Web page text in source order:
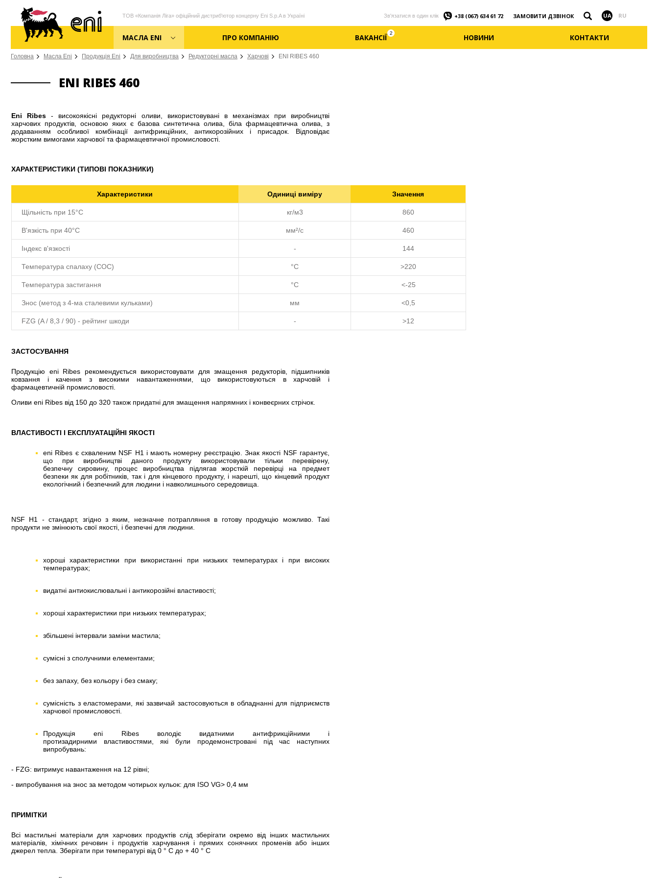
ТОВ «Компанія Ліга» офіційний дистриб'ютор концерну Eni S.p.A в Україні Зв'язатися в один клік +38 (067) 634 61 72 ЗАМОВИТИ ДЗВІНОК UA RU
МАСЛА ENI ПРО КОМПАНІЮ ВАКАНСІЇ 2 НОВИНИ КОНТАКТИ
Знайти
Головна Масла Eni Продукція Eni Для виробництва Редукторні масла Харчові ENI RIBES 460
ENI RIBES 460
Eni Ribes - високоякісні редукторні оливи, використовувані в механізмах при виробництві
харчових продуктів, основою яких є базова синтетична олива, біла фармацевтична олива, з
додаванням особливої ​​комбінації антифрикційних, антикорозійних і присадок. Відповідає
жорстким вимогами харчової та фармацевтичної промисловості.
ХАРАКТЕРИСТИКИ (ТИПОВІ ПОКАЗНИКИ)
Характеристики Одиниці виміру Значення
Щільність при 15°С кг/м3 860
В'язкість при 40°C мм²/с 460
Індекс в'язкості - 144
Температура спалаху (COC) °C >220
Температура застигання °C <-25
Знос (метод з 4-ма сталевими кульками) мм <0,5
FZG (A / 8,3 / 90) - рейтинг шкоди - >12
ЗАСТОСУВАННЯ
Продукцію eni Ribes рекомендується використовувати для змащення редукторів, підшипників
ковзання і качення з високими навантаженнями, що використовуються в харчовій і
фармацевтичній промисловості.
Оливи eni Ribes від 150 до 320 також придатні для змащення напрямних і конвеєрних стрічок.
ВЛАСТИВОСТІ І ЕКСПЛУАТАЦІЙНІ ЯКОСТІ
eni Ribes є схваленим NSF H1 і мають номерну реєстрацію. Знак якості NSF гарантує,
що при виробництві даного продукту використовували тільки перевірену,
безпечну сировину, процес виробництва підлягав жорсткій перевірці на предмет
безпеки як для робітників, так і для кінцевого продукту, і нарешті, що кінцевий продукт
екологічний і безпечний для людини і навколишнього середовища.
NSF H1 - стандарт, згідно з яким, незначне потрапляння в готову продукцію можливо. Такі
продукти не змінюють свої якості, і безпечні для людини.
хороші характеристики при використанні при низьких температурах і при високих
температурах;
видатні антиокислювальні і антикорозійні властивості;
хороші характеристики при низьких температурах;
збільшені інтервали заміни мастила;
сумісні з сполучними елементами;
без запаху, без кольору і без смаку;
сумісність з еластомерами, які зазвичай застосовуються в обладнанні для підприємств
харчової промисловості.
Продукція eni Ribes володіє видатними антифрикційними і
протизадирними властивостями, які були продемонстровані під час наступних
випробувань:
- FZG: витримує навантаження на 12 рівні;
- випробування на знос за методом чотирьох кульок: для ISO VG> 0,4 мм
ПРИМІТКИ
Всі мастильні матеріали для харчових продуктів слід зберігати окремо від інших мастильних
матеріалів, хімічних речовин і продуктів харчування і прямих сонячних променів або інших
джерел тепла. Зберігати при температурі від 0 ° C до + 40 ° C